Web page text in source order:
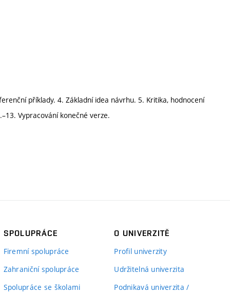
příklady. 4. Základní idea návrhu. 5. Kritika, hodnocení
Vypracování konečné verze.
SPOLUPRÁCE
Firemní spolupráce
Zahraniční spolupráce
Spolupráce se školami
O UNIVERZITĚ
Profil univerzity
Udržitelná univerzita
Podnikavá univerzita /